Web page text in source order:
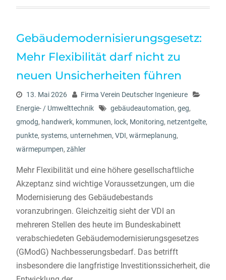
Gebäudemodernisierungsgesetz:
Mehr Flexibilität darf nicht zu
neuen Unsicherheiten führen
13. Mai 2026
Firma Verein Deutscher Ingenieure
Energie- / Umwelttechnik
gebäudeautomation, geg,
gmodg, handwerk, kommunen, lock, Monitoring, netzentgelte,
punkte, systems, unternehmen, VDI, wärmeplanung,
wärmepumpen, zähler
Mehr Flexibilität und eine höhere gesellschaftliche
Akzeptanz sind wichtige Voraussetzungen, um die
Modernisierung des Gebäudebestands
voranzubringen. Gleichzeitig sieht der VDI an
mehreren Stellen des heute im Bundeskabinett
verabschiedeten Gebäudemodernisierungsgesetzes
(GModG) Nachbesserungsbedarf. Das betrifft
insbesondere die langfristige Investitionssicherheit, die